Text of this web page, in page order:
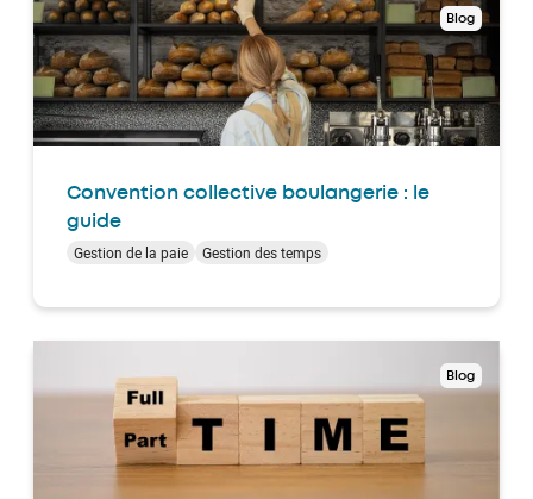
Blog
Convention collective boulangerie : le
guide
Gestion de la paie Gestion des temps
Blog